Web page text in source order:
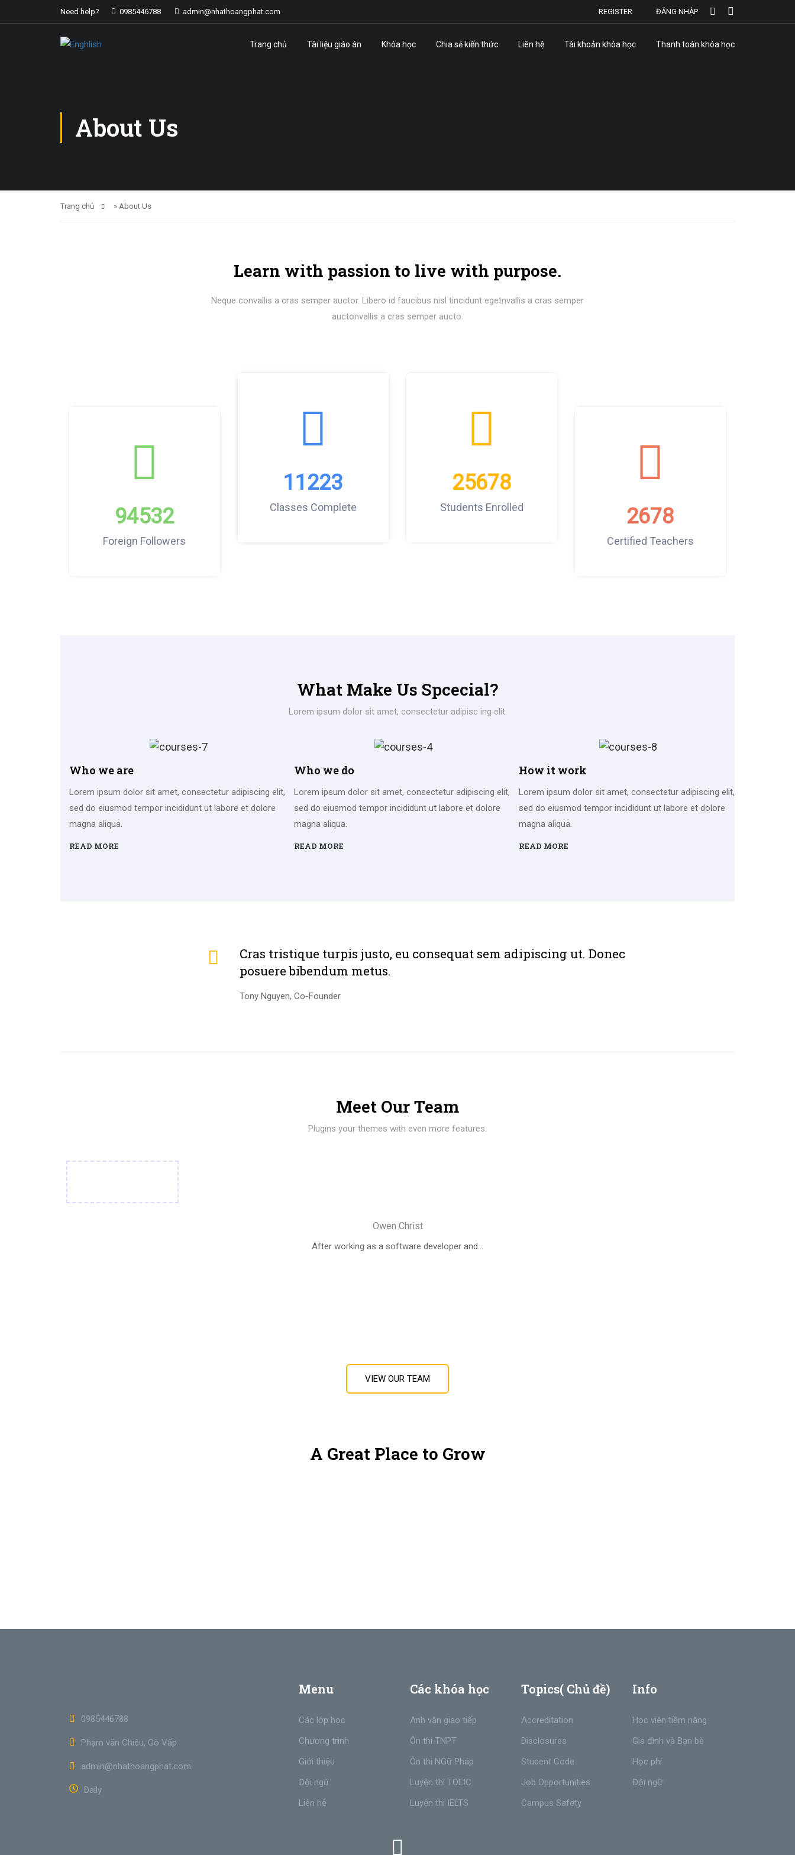
Need help? 0985446788 admin@nhathoangphat.com REGISTER ĐĂNG NHẬP
Trang chủ Tài liệu giáo án Khóa học Chia sẻ kiến thức Liên hệ Tài khoản khóa học Thanh toán khóa học
About Us
Trang chủ » About Us
Learn with passion to live with purpose.
Neque convallis a cras semper auctor. Libero id faucibus nisl tincidunt egetnvallis a cras semper
auctonvallis a cras semper aucto.
94532
Foreign Followers
11223
Classes Complete
25678
Students Enrolled 2678
Certified Teachers
What Make Us Spcecial?
Lorem ipsum dolor sit amet, consectetur adipisc ing elit.
Who we are
Lorem ipsum dolor sit amet, consectetur adipiscing elit,
sed do eiusmod tempor incididunt ut labore et dolore
magna aliqua.
READ MORE
Who we do
Lorem ipsum dolor sit amet, consectetur adipiscing elit,
sed do eiusmod tempor incididunt ut labore et dolore
magna aliqua.
READ MORE
How it work
Lorem ipsum dolor sit amet, consectetur adipiscing elit,
sed do eiusmod tempor incididunt ut labore et dolore
magna aliqua.
READ MORE
Cras tristique turpis justo, eu consequat sem adipiscing ut. Donec
posuere bibendum metus.
Tony Nguyen, Co-Founder
Meet Our Team
Plugins your themes with even more features.
Owen Christ
After working as a software developer and...
VIEW OUR TEAM
A Great Place to Grow
0985446788
Phạm văn Chiêu, Gò Vấp
admin@nhathoangphat.com
Daily
Menu
Các lớp học
Chương trình
Giới thiệu
Đội ngũ
Liên hệ
Các khóa học
Anh văn giao tiếp
Ôn thi TNPT
Ôn thi NGữ Pháp
Luyện thi TOEIC
Luyện thi IELTS
Topics( Chủ đề)
Accreditation
Disclosures
Student Code
Job Opportunities
Campus Safety
Info
Học viên tiềm năng
Gia đình và Bạn bè
Học phí
Đội ngữ